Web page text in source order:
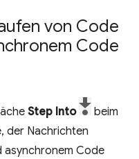
von Code
Code
Step Into
beim
der Nachrichten
asynchronem Code